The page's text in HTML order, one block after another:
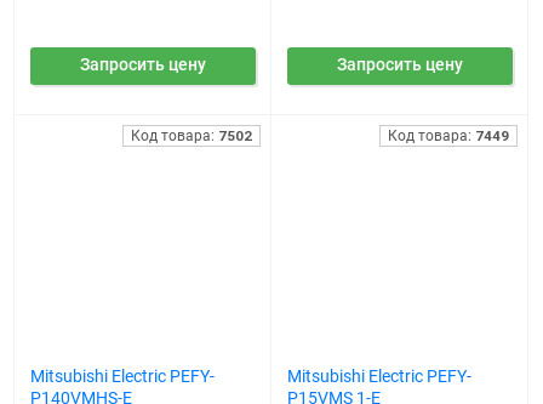
Запросить цену Запросить цену
Код товара: 7502
Mitsubishi Electric PEFY-
P140VMHS-E
Код товара: 7449
Mitsubishi Electric PEFY-
P15VMS 1-E